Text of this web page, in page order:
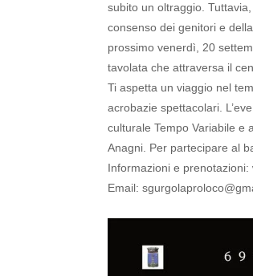
subito un oltraggio.
consenso dei genitori e
prossimo venerdì, 20
tavolata che attraversa il
Ti aspetta un viaggio nel
acrobazie spettacolari.
culturale Tempo Variabile e
Anagni. Per partecipare al
Informazioni e
Email: